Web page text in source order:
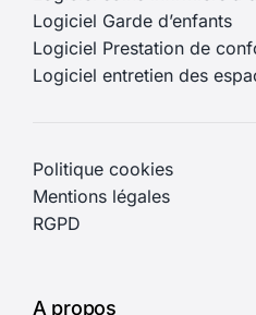
Logiciel Garde d’enfants
Logiciel Prestation de
Logiciel entretien des
Politique cookies
Mentions légales
RGPD
A propos